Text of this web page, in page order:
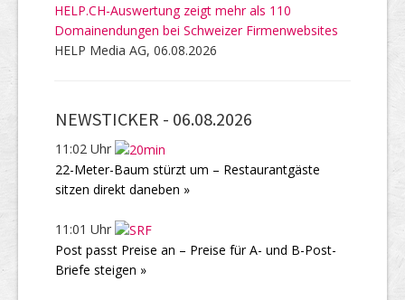
HELP.CH-Auswertung zeigt mehr als 110
Domainendungen bei Schweizer Firmenwebsites
HELP Media AG, 06.08.2026
NEWSTICKER - 06.08.2026
11:02 Uhr
22-Meter-Baum stürzt um – Restaurantgäste
sitzen direkt daneben »
11:01 Uhr
Post passt Preise an – Preise für A- und B-Post-
Briefe steigen »